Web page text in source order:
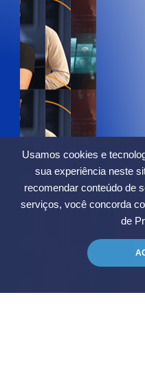
Usamos cookies e
sua experiência neste
recomendar conteúdo de
serviços, você concorda
de